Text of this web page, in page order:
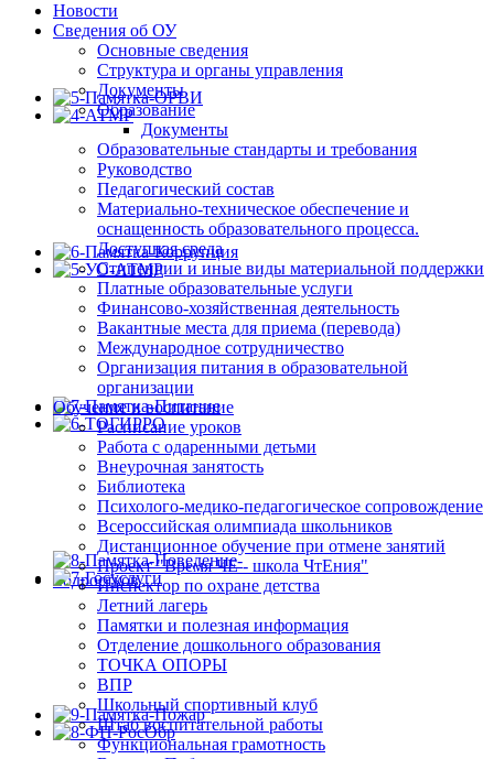
Новости
Сведения об ОУ
Основные сведения
Структура и органы управления
Документы
Образование
Документы
Образовательные стандарты и требования
Руководство
Педагогический состав
Материально-техническое обеспечение и
оснащенность образовательного процесса.
Доступная среда
Стипендии и иные виды материальной поддержки
Платные образовательные услуги
Финансово-хозяйственная деятельность
Вакантные места для приема (перевода)
Международное сотрудничество
Организация питания в образовательной
организации
Обучение и воспитание
Расписание уроков
Работа с одаренными детьми
Внеурочная занятость
Библиотека
Психолого-медико-педагогическое сопровождение
Всероссийская олимпиада школьников
Дистанционное обучение при отмене занятий
Проект "Время ЧЕ - школа ЧтЕния"
Инспектор по охране детства
Летний лагерь
Памятки и полезная информация
Отделение дошкольного образования
ТОЧКА ОПОРЫ
ВПР
Школьный спортивный клуб
Штаб воспитательной работы
Функциональная грамотность